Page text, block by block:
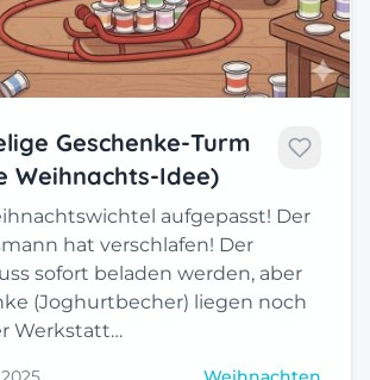
Geschenke-Turm
Weihnachts-Idee)
aufgepasst! Der
hat verschlafen! Der
sofort beladen werden, aber
(Joghurtbecher) liegen noch
Werkstatt…